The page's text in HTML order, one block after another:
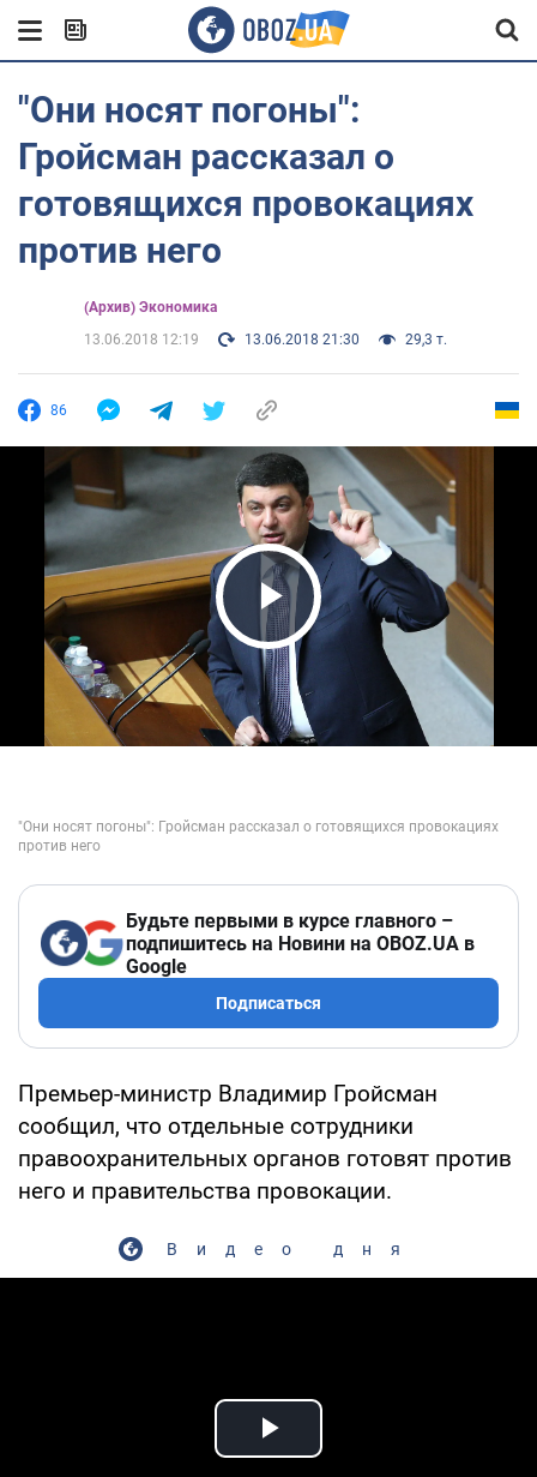
"Они носят погоны":
Гройсман рассказал о
готовящихся провокациях
против него
(Архив) Экономика
13.06.2018 12:19
13.06.2018 21:30 29,3 т.
86
Play Video
Будьте первыми в курсе главного –
подпишитесь на Новини на OBOZ.UA в
Google
Подписаться
Премьер-министр Владимир Гройсман
сообщил, что отдельные сотрудники
правоохранительных органов готовят против
него и правительства провокации.
Видео дня
Play Video